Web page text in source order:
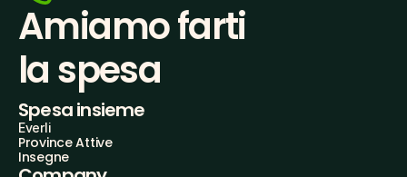
Amiamo farti
la spesa
Spesa insieme
Everli
Province Attive
Insegne